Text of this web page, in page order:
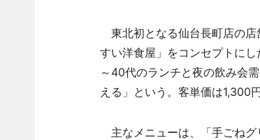
東北初となる仙台長町店の店
すい洋食屋」をコンセプトに
～40代のランチと夜の飲み会
える」という。客単価は1,300円
主なメニューは、「手ごね